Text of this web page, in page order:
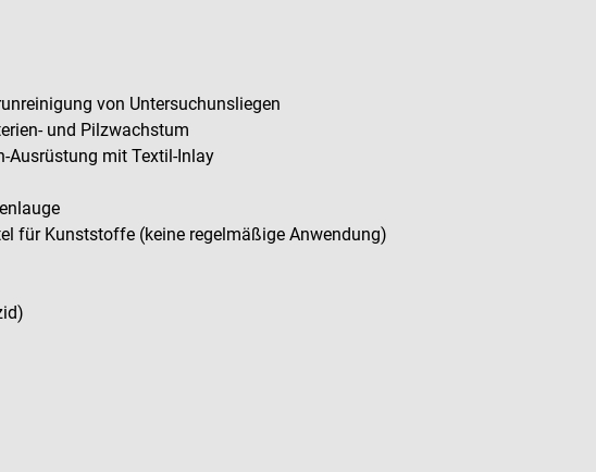
von Untersuchunsliegen
und Pilzwachstum
Ausrüstung mit Textil-Inlay
für Kunststoffe (keine regelmäßige Anwendung)